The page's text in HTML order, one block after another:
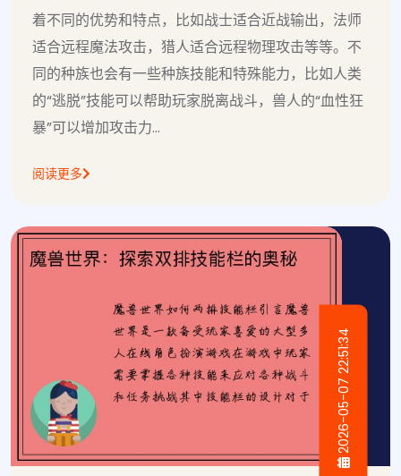
着不同的优势和特点，比如战士适合近战输出，法师
适合远程魔法攻击，猎人适合远程物理攻击等等。不
同的种族也会有一些种族技能和特殊能力，比如人类
的“逃脱”技能可以帮助玩家脱离战斗，兽人的“血性狂
暴”可以增加攻击力...
阅读更多
2026-05-07 22:51:34